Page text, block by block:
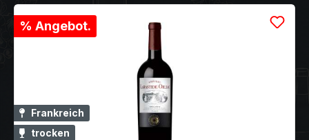
% Angebot.
Frankreich
trocken